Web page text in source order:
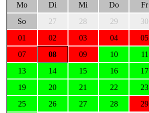
Mo
Di Mi Do Fr
So
27 28 29 30
01
02 03 04 05
07
08 09 10 11
13
14 15 16 17
19
20 21 22 23
25
26 27 28 29